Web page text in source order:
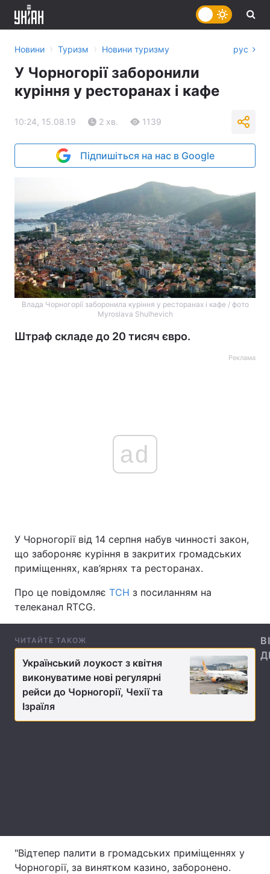
Головна Війна
Економіка
Спорт Наука
Техно і зв'язок Лайт
Зброя Інциденти
Відео з Youtube Статті
Новини › Туризм › Новини туризму рус
У Чорногорії заборонили
куріння у ресторанах і кафе
10:24, 15.08.19 2 хв. 1139
Підпишіться на нас в Google
Влада Чорногорії заборонила куріння у ресторанах і кафе / фото
Myroslava Shulhevich
Штраф складе до 20 тисяч євро.
Реклама
ad
У Чорногорії від 14 серпня набув чинності закон,
що забороняє куріння в закритих громадських
приміщеннях, кав’ярнях та ресторанах.
Про це повідомляє ТСН з посиланням на
телеканал RTCG.
ЧИТАЙТЕ ТАКОЖ
Український лоукост з квітня
виконуватиме нові регулярні
рейси до Чорногорії, Чехії та
Ізраїля
"Відтепер палити в громадських приміщеннях у
Чорногорії, за винятком казино, заборонено.